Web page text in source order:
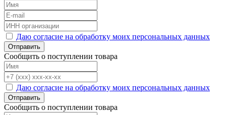
Даю согласие на обработку моих персональных данных
Отправить
Сообщить о поступлении товара
Даю согласие на обработку моих персональных данных
Отправить
Сообщить о поступлении товара